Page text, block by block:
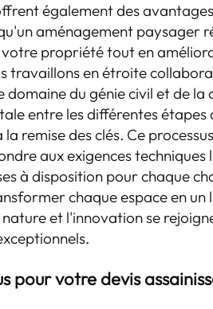
également des
aménagement paysager
propriété tout en
travaillons en étroite
domaine du génie civil et de
entre les différentes
remise des clés. Ce
aux exigences
à disposition pour chaque
chaque espace en un
et l'innovation se
pour votre devis